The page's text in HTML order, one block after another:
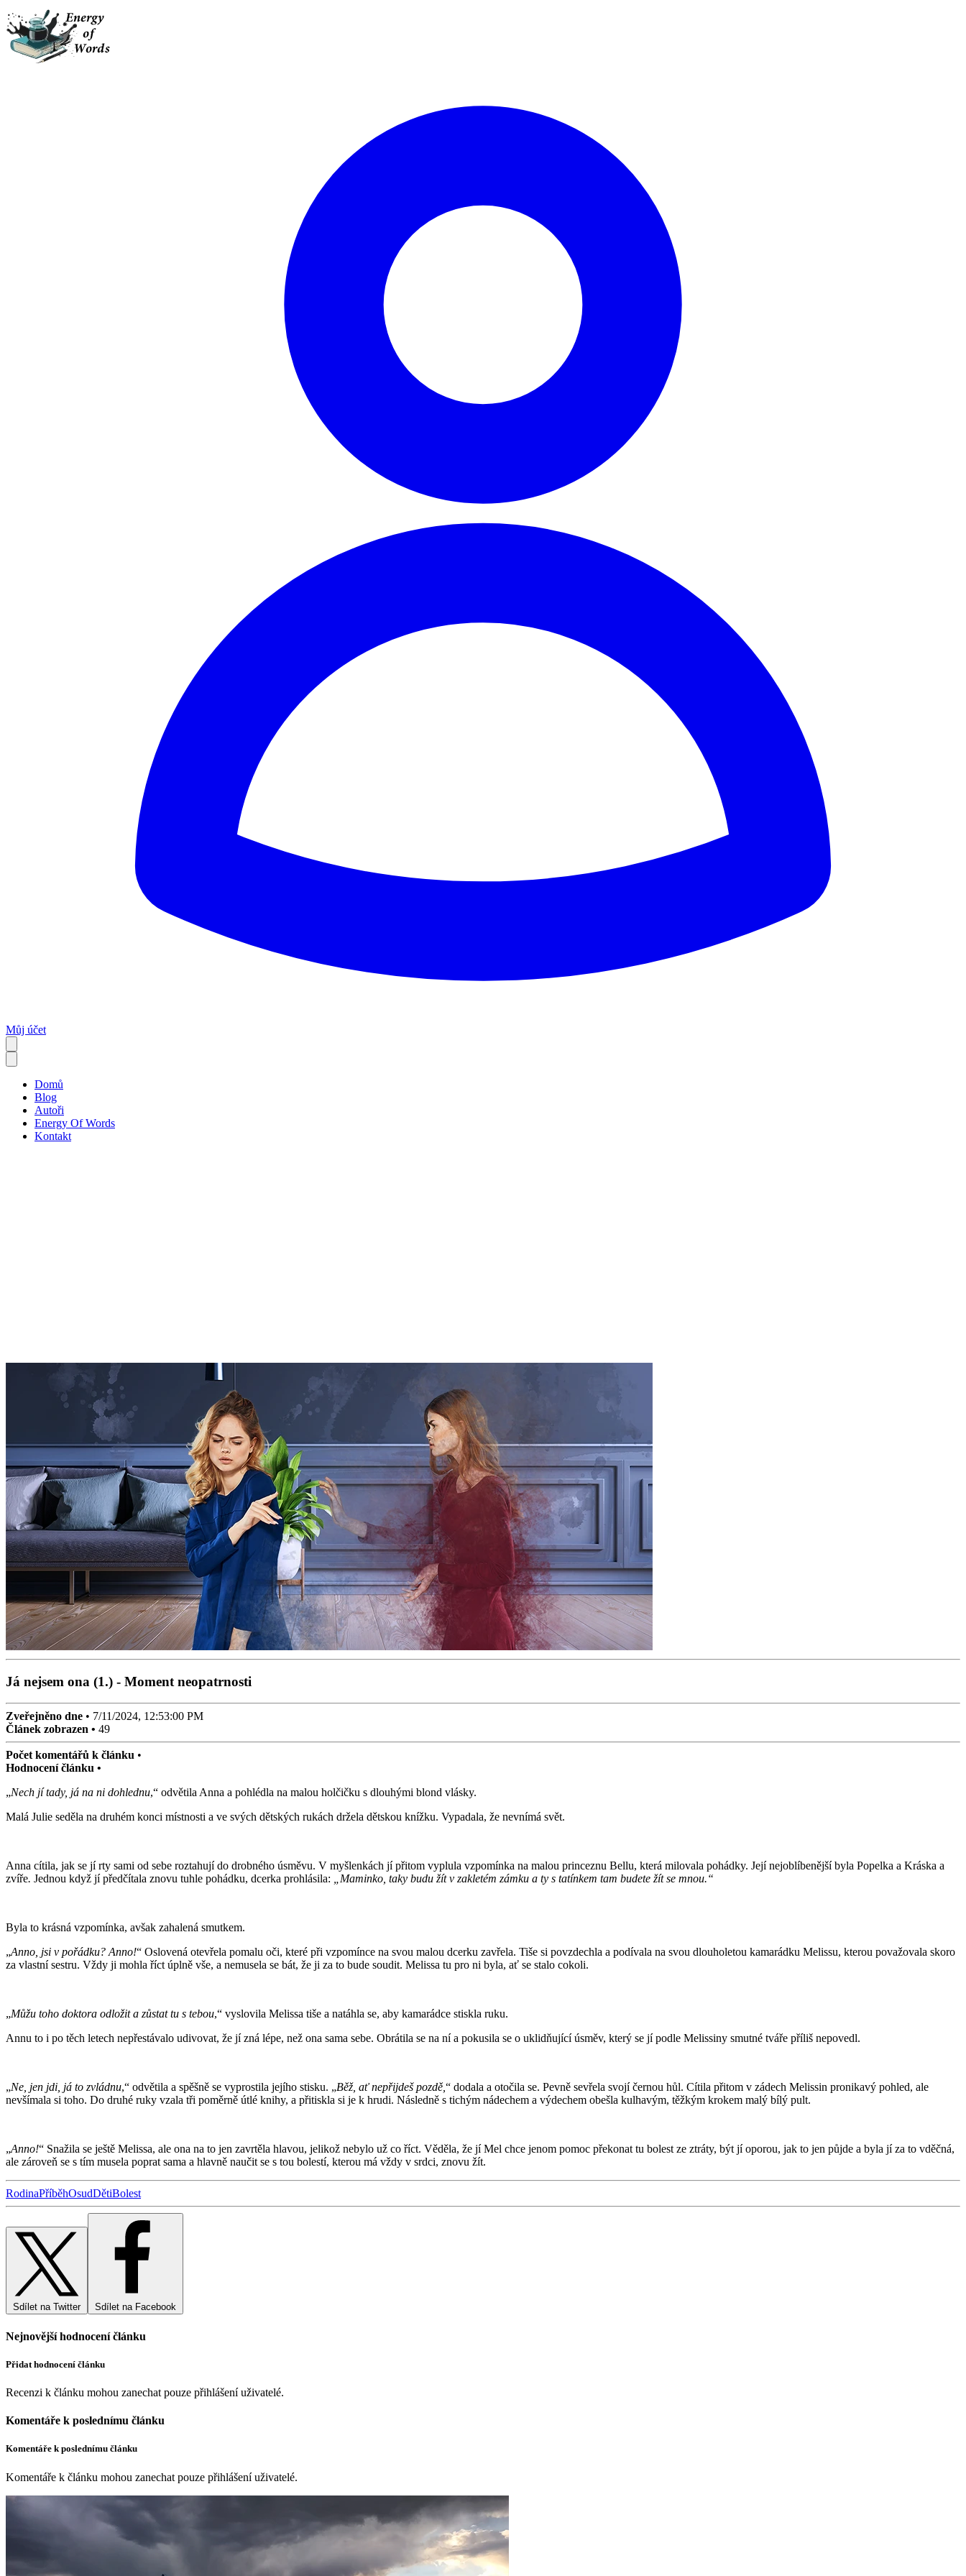
Můj účet
Domů
Blog
Autoři
Energy Of Words
Kontakt
Já nejsem ona (1.) - Moment neopatrnosti
Zveřejněno dne • 7/11/2024, 12:53:00 PM
Článek zobrazen • 49
Počet komentářů k článku •
Hodnocení článku •
„Nech jí tady, já na ni dohlednu,“ odvětila Anna a pohlédla na malou holčičku s dlouhými blond vlásky.
Malá Julie seděla na druhém konci místnosti a ve svých dětských rukách držela dětskou knížku. Vypadala, že nevnímá svět.
Anna cítila, jak se jí rty sami od sebe roztahují do drobného úsměvu. V myšlenkách jí přitom vyplula vzpomínka na malou princeznu Bellu, která milovala pohádky. Její nejoblíbenější byla Popelka a Kráska a
zvíře. Jednou když jí předčítala znovu tuhle pohádku, dcerka prohlásila: „Maminko, taky budu žít v zakletém zámku a ty s tatínkem tam budete žít se mnou.“
Byla to krásná vzpomínka, avšak zahalená smutkem.
„Anno, jsi v pořádku? Anno!“ Oslovená otevřela pomalu oči, které při vzpomínce na svou malou dcerku zavřela. Tiše si povzdechla a podívala na svou dlouholetou kamarádku Melissu, kterou považovala skoro
za vlastní sestru. Vždy ji mohla říct úplně vše, a nemusela se bát, že ji za to bude soudit. Melissa tu pro ni byla, ať se stalo cokoli.
„Můžu toho doktora odložit a zůstat tu s tebou,“ vyslovila Melissa tiše a natáhla se, aby kamarádce stiskla ruku.
Annu to i po těch letech nepřestávalo udivovat, že jí zná lépe, než ona sama sebe. Obrátila se na ní a pokusila se o uklidňující úsměv, který se jí podle Melissiny smutné tváře příliš nepovedl.
„Ne, jen jdi, já to zvládnu,“ odvětila a spěšně se vyprostila jejího stisku. „Běž, ať nepřijdeš pozdě,“ dodala a otočila se. Pevně sevřela svojí černou hůl. Cítila přitom v zádech Melissin pronikavý pohled, ale
nevšímala si toho. Do druhé ruky vzala tři poměrně útlé knihy, a přitiskla si je k hrudi. Následně s tichým nádechem a výdechem obešla kulhavým, těžkým krokem malý bílý pult.
„Anno!“ Snažila se ještě Melissa, ale ona na to jen zavrtěla hlavou, jelikož nebylo už co říct. Věděla, že jí Mel chce jenom pomoc překonat tu bolest ze ztráty, být jí oporou, jak to jen půjde a byla jí za to vděčná,
ale zároveň se s tím musela poprat sama a hlavně naučit se s tou bolestí, kterou má vždy v srdci, znovu žít.
RodinaPříběhOsudDětiBolest
Sdílet na Twitter Sdílet na Facebook
Nejnovější hodnocení článku
Přidat hodnocení článku
Recenzi k článku mohou zanechat pouze přihlášení uživatelé.
Komentáře k poslednímu článku
Komentáře k poslednímu článku
Komentáře k článku mohou zanechat pouze přihlášení uživatelé.